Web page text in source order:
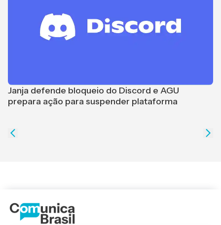
Janja defende bloqueio do Discord e AGU
prepara ação para suspender plataforma